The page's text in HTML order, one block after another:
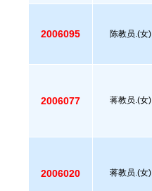
2006095 陈教员.(女)
2006077 蒋教员.(女)
2006020 蒋教员.(女)